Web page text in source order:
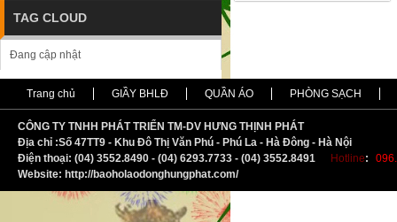
TAG CLOUD
Đang cập nhật
Trang chủ GIẦY BHLĐ QUẦN ÁO PHÒNG SẠCH
CÔNG TY TNHH PHÁT TRIỂN TM-DV HƯNG THỊNH PHÁT
Địa chỉ :Số 47TT9 - Khu Đô Thị Văn Phú - Phú La - Hà Đông - Hà Nội
Điện thoại: (04) 3552.8490 - (04) 6293.7733 - (04) 3552.8491
Hotline:
Website: http://baoholaodonghungphat.com/